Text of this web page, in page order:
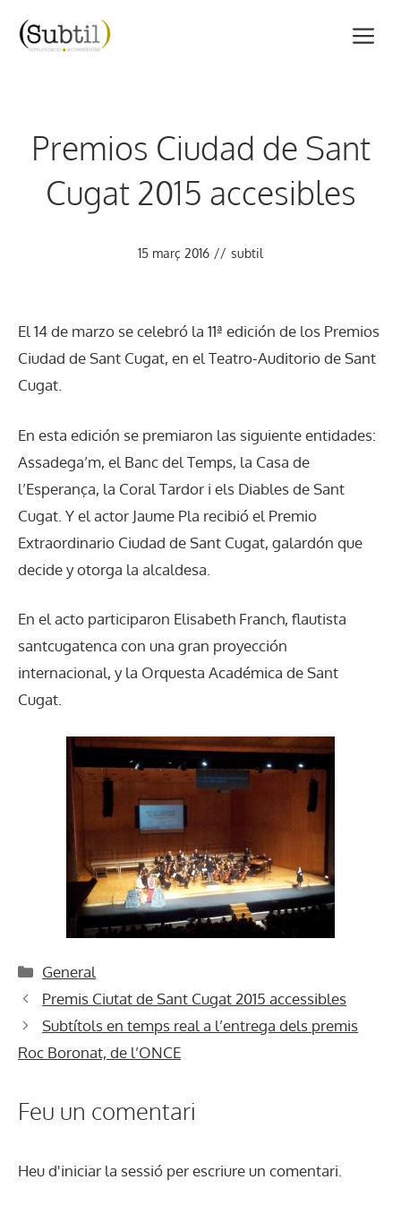
Premios Ciudad de Sant
Cugat 2015 accesibles
15 març 2016 // subtil
El 14 de marzo se celebró la 11ª edición de los Premios
Ciudad de Sant Cugat, en el Teatro-Auditorio de Sant
Cugat.
En esta edición se premiaron las siguiente entidades:
Assadega’m, el Banc del Temps, la Casa de
l’Esperança, la Coral Tardor i els Diables de Sant
Cugat. Y el actor Jaume Pla recibió el Premio
Extraordinario Ciudad de Sant Cugat, galardón que
decide y otorga la alcaldesa.
En el acto participaron Elisabeth Franch, flautista
santcugatenca con una gran proyección
internacional, y la Orquesta Académica de Sant
Cugat.
Categories
General
Premis Ciutat de Sant Cugat 2015 accessibles
Subtítols en temps real a l’entrega dels premis
Roc Boronat, de l’ONCE
Feu un comentari
Heu d'iniciar la sessió per escriure un comentari.